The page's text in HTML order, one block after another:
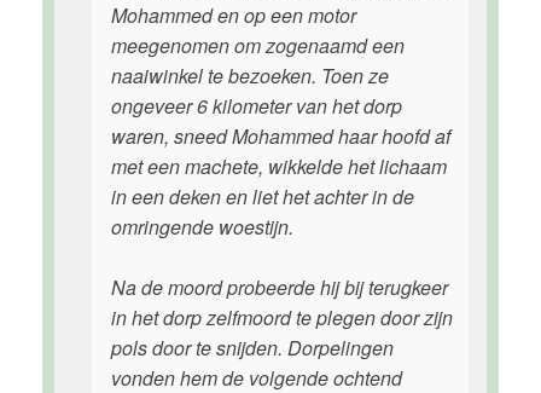
Mohammed en op een motor
meegenomen om zogenaamd een
naaiwinkel te bezoeken. Toen ze
ongeveer 6 kilometer van het dorp
waren, sneed Mohammed haar hoofd af
met een machete, wikkelde het lichaam
in een deken en liet het achter in de
omringende woestijn.
Na de moord probeerde hij bij terugkeer
in het dorp zelfmoord te plegen door zijn
pols door te snijden. Dorpelingen
vonden hem de volgende ochtend